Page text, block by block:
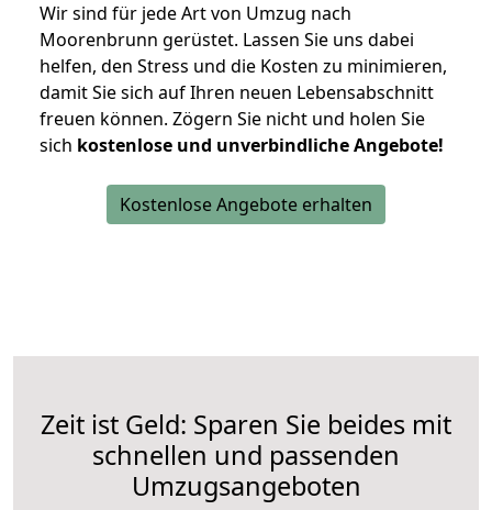
Wir sind für jede Art von Umzug nach
Moorenbrunn gerüstet. Lassen Sie uns dabei
helfen, den Stress und die Kosten zu minimieren,
damit Sie sich auf Ihren neuen Lebensabschnitt
freuen können. Zögern Sie nicht und holen Sie
sich kostenlose und unverbindliche Angebote!
Kostenlose Angebote erhalten
Zeit ist Geld: Sparen Sie beides mit
schnellen und passenden
Umzugsangeboten